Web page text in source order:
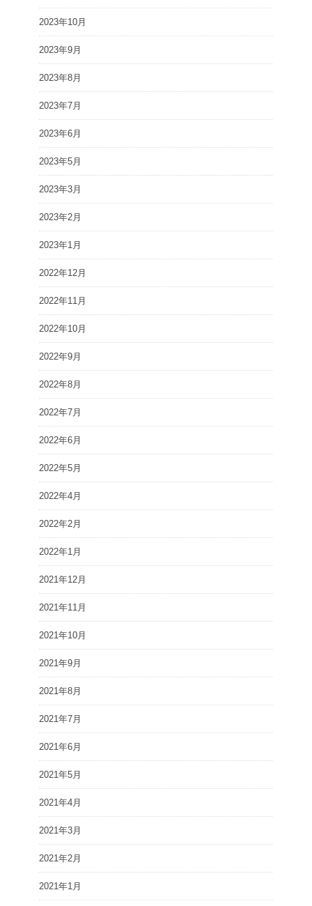
2023年10月
2023年9月
2023年8月
2023年7月
2023年6月
2023年5月
2023年3月
2023年2月
2023年1月
2022年12月
2022年11月
2022年10月
2022年9月
2022年8月
2022年7月
2022年6月
2022年5月
2022年4月
2022年2月
2022年1月
2021年12月
2021年11月
2021年10月
2021年9月
2021年8月
2021年7月
2021年6月
2021年5月
2021年4月
2021年3月
2021年2月
2021年1月